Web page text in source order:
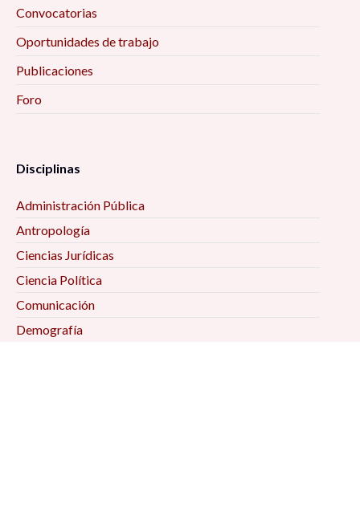
Convocatorias
Oportunidades de trabajo
Publicaciones
Foro
Disciplinas
Administración Pública
Antropología
Ciencias Jurídicas
Ciencia Política
Comunicación
Demografía